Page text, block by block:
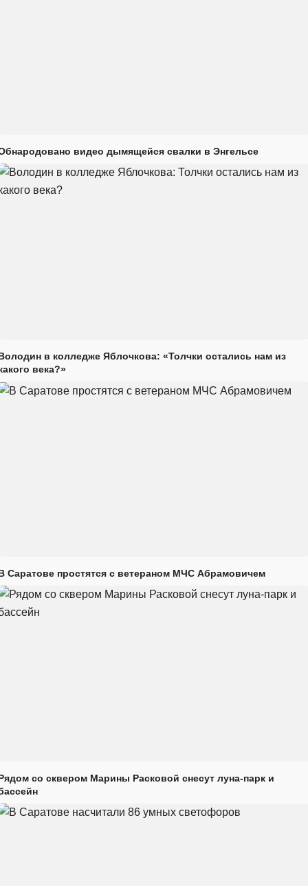
видео дымящейся свалки в Энгельсе
в колледже Яблочкова: «Толчки остались нам из
века?»
Саратове простятся с ветераном МЧС Абрамовичем
со сквером Марины Расковой снесут луна-парк и